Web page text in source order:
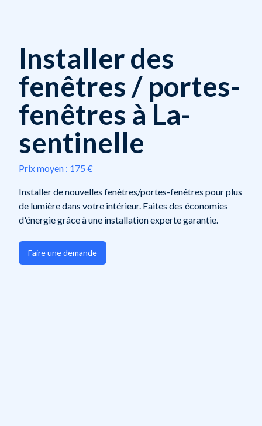
Installer des
fenêtres / portes-
fenêtres à La-
sentinelle
Prix moyen : 175 €
Installer de nouvelles fenêtres/portes-fenêtres pour plus
de lumière dans votre intérieur. Faites des économies
d'énergie grâce à une installation experte garantie.
Faire une demande